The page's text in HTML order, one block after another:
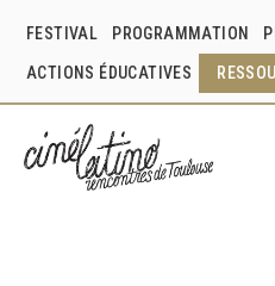
FESTIVAL PROGRAMMATION
ACTIONS ÉDUCATIVES